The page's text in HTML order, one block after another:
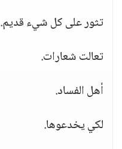
تثور على كل شيء قديم.
تعالت شعارات.
أهل الفساد.
لكي يخدعوها.